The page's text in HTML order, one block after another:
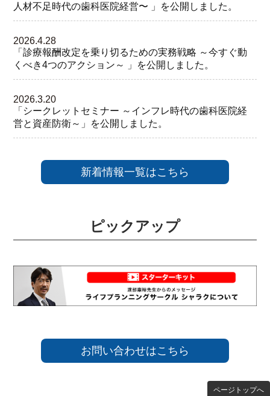
人材不足時代の歯科医院経営〜 」を公開しました。
2026.4.28
「診療報酬改定を乗り切るための実務戦略 ～今すぐ動
くべき4つのアクション～ 」を公開しました。
2026.3.20
「シークレットセミナー ～インフレ時代の歯科医院経
営と資産防衛～」を公開しました。
新着情報一覧はこちら
ピックアップ
お問い合わせはこちら
ページトップへ